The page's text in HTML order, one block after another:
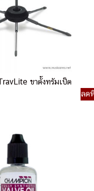
ขาตั้งทรัมเป็ต
ลด